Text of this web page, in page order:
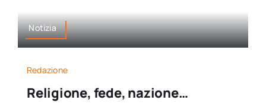
Notizia
Redazione
Religione, fede, nazione…